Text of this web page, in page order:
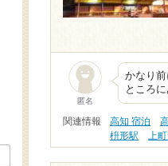
匿名
かなり
ところ
関連情報 高知 宿泊
枡形駅
上